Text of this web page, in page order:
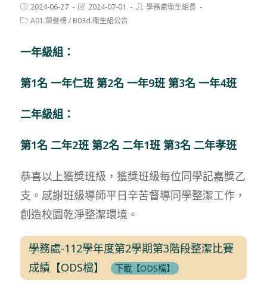
Post
published:
2024-06-27
Post
last
modified:
2024-07-01
Post學務處衛生組長
PostA01.榮譽榜/ B03d.衛生組公告
一年級組：
第1名 一年仁班 第2名 一年9班 第3名 一年4班
二年級組：
第1名 二年2班 第2名 二年1班 第3名 二年孝班
恭喜以上獲獎班級，獲獎班級每位同學記嘉獎乙
支。感謝班級導師平日辛苦督導同學整潔工作，
創造校園乾淨整潔環境。
學務處-112學年度第2學期第3階段整潔比賽
成績【ODS檔】
下載【ODS檔】